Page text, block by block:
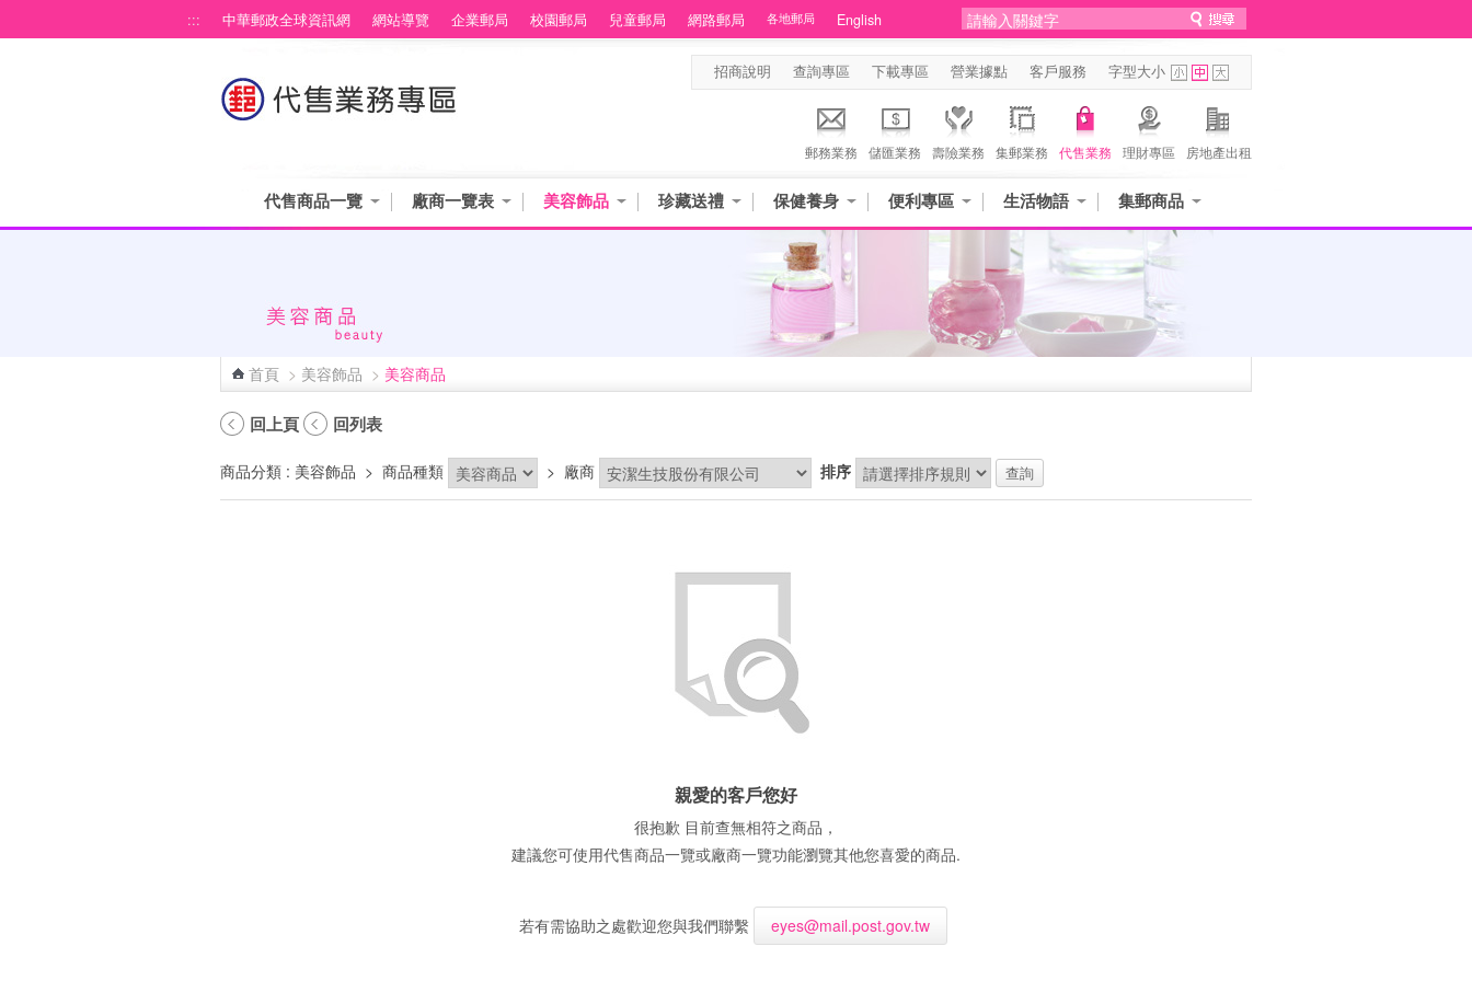
::: 中華郵政全球資訊網 網站導覽 企業郵局 校園郵局 兒童郵局 網路郵局 各地郵局 English
招商說明 查詢專區 下載專區 營業據點 客戶服務 字型大小
郵務業務 儲匯業務 壽險業務 集郵業務 代售業務 理財專區 房地產出租
代售商品一覽 廠商一覽表 美容飾品 珍藏送禮 保健養身 便利專區 生活物語 集郵商品
首頁 > 美容飾品 > 美容商品
回上頁 回列表
商品分類 : 美容飾品 > 商品種類 > 廠商 排序
親愛的客戶您好
很抱歉 目前查無相符之商品，
建議您可使用代售商品一覽或廠商一覽功能瀏覽其他您喜愛的商品.
若有需協助之處歡迎您與我們聯繫 eyes@mail.post.gov.tw